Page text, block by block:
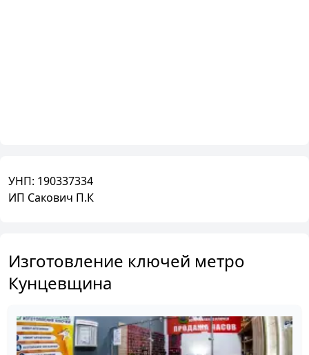
УНП: 190337334
ИП Сакович П.К
Изготовление ключей метро
Кунцевщина